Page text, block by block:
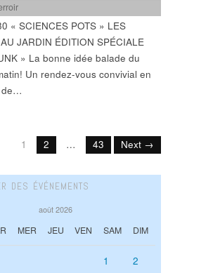
« SCIENCES POTS » LES
JARDIN ÉDITION SPÉCIALE
» La bonne idée balade du
Un rendez-vous convivial en
de…
1 2 … 43 Next →
DES ÉVÉNEMENTS
août 2026
MER JEU VEN SAM DIM
1 2